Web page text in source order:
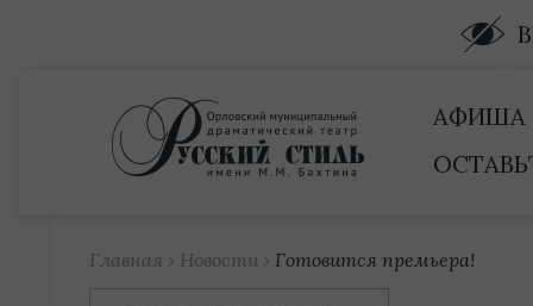
АФИША
Главная › Новости › Готовится премьера!